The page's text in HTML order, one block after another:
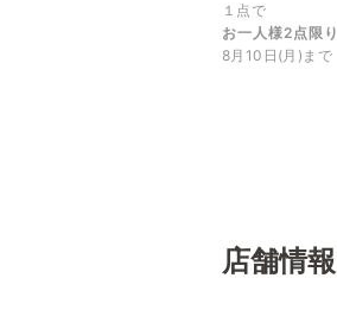
１点で
お一人様2点限り
8月10日(月)まで
店舗情報